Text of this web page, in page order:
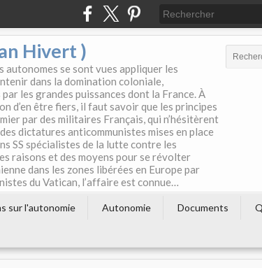
Hivert )
autonomes se sont vues appliquer les
dans la domination coloniale,
les grandes puissances dont la France. À
d’en être fiers, il faut savoir que les principes
par des militaires Français, qui n’hésitèrent
dictatures anticommunistes mises en place
SS spécialistes de la lutte contre les
raisons et des moyens pour se révolter
dans les zones libérées en Europe par
du Vatican, l’affaire est connue…
sur l'autonomie Autonomie Documents